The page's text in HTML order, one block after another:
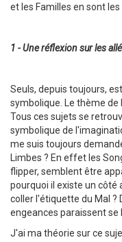
et les Familles en sont les
1 - Une réflexion sur les
Seuls, depuis toujours,
symbolique. Le thème de
Tous ces sujets se
symbolique de
me suis toujours
Limbes ? En effet les
flipper, semblent être
pourquoi il existe un côté
coller l'étiquette du Mal ?
engeances paraissent
J'ai ma théorie sur ce